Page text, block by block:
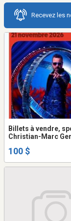
Recevez les
Billets à vendre,
Christian-Marc
100 $